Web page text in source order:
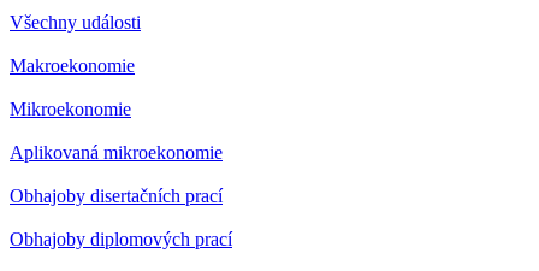
Všechny události
Makroekonomie
Mikroekonomie
Aplikovaná mikroekonomie
Obhajoby disertačních prací
Obhajoby diplomových prací